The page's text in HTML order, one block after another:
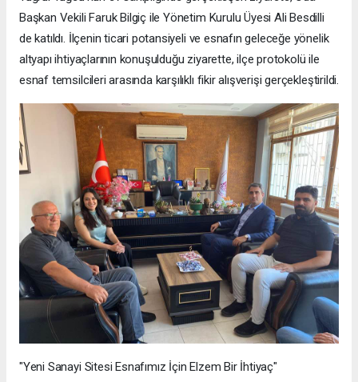
Başkan Vekili Faruk Bilgiç ile Yönetim Kurulu Üyesi Ali Besdilli
de katıldı. İlçenin ticari potansiyeli ve esnafın geleceğe yönelik
altyapı ihtiyaçlarının konuşulduğu ziyarette, ilçe protokolü ile
esnaf temsilcileri arasında karşılıklı fikir alışverişi gerçekleştirildi.
"Yeni Sanayi Sitesi Esnafımız İçin Elzem Bir İhtiyaç"